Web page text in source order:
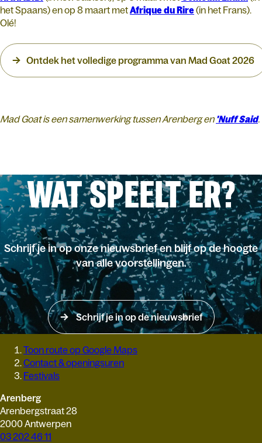
het Spaans) en op 8 maart metAfriqueduRire(in het Frans).
Olé!
Ontdek het volledige programma van Mad Goat 2026
Mad Goat is een samenwerking tussen Arenberg en 'Nuff Said.
WAT SPEELT ER?
Schrijf je in op onze nieuwsbrief en blijf op de hoogte
van alle voorstellingen.
Schrijf je in op de nieuwsbrief
Toon route op Google Maps
Contact & openingsuren
Festivals
Arenberg
Arenbergstraat 28
2000 Antwerpen
03 202 46 11